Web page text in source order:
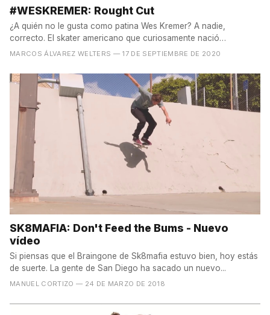
#WESKREMER: Rought Cut
¿A quién no le gusta como patina Wes Kremer? A nadie,
correcto. El skater americano que curiosamente nació
en Tokyo...
MARCOS ÁLVAREZ WELTERS — 17 DE SEPTIEMBRE DE 2020
SK8MAFIA: Don't Feed the Bums - Nuevo
vídeo
Si piensas que el Braingone de Sk8mafia estuvo bien, hoy estás
de suerte. La gente de San Diego ha sacado un nuevo...
MANUEL CORTIZO — 24 DE MARZO DE 2018